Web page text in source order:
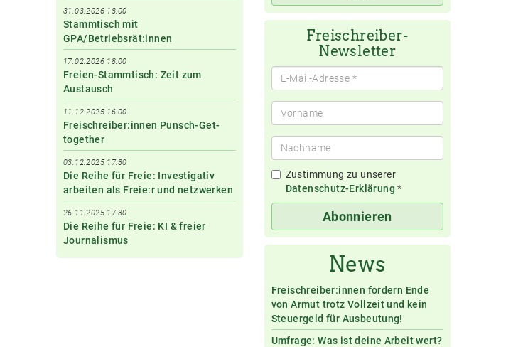
31.03.2026 18:00
Stammtisch mit
GPA/Betriebsrät:innen
17.02.2026 18:00
Freien-Stammtisch: Zeit zum
Austausch
11.12.2025 16:00
Freischreiber:innen Punsch-Get-
together
03.12.2025 17:30
Die Reihe für Freie: Investigativ
arbeiten als Freie:r und netzwerken
26.11.2025 17:30
Die Reihe für Freie: KI & freier
Journalismus
Freischreiber-
Newsletter
Zustimmung zu unserer
Datenschutz-Erklärung *
Abonnieren
News
Freischreiber:innen fordern Ende
von Armut trotz Vollzeit und kein
Steuergeld für Ausbeutung!
Umfrage: Was ist deine Arbeit wert?